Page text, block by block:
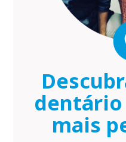
dentário
mais